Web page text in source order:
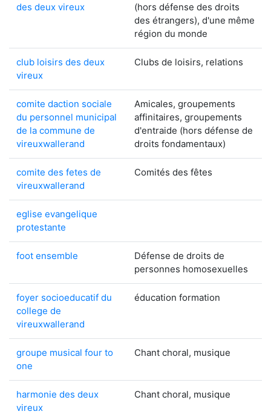
des deux vireux
(hors défense des droits
des étrangers), d'une même
région du monde
club loisirs des deux
vireux
Clubs de loisirs, relations
comite daction sociale
du personnel municipal
de la commune de
vireuxwallerand
Amicales, groupements
affinitaires, groupements
d'entraide (hors défense de
droits fondamentaux)
comite des fetes de
vireuxwallerand
Comités des fêtes
eglise evangelique
protestante
foot ensemble
Défense de droits de
personnes homosexuelles
foyer socioeducatif du
college de
vireuxwallerand
éducation formation
groupe musical four to
one
Chant choral, musique
harmonie des deux
vireux
Chant choral, musique